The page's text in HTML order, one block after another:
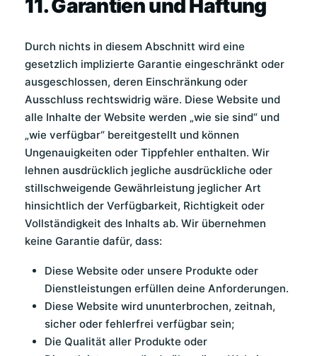
11. Garantien und Haftung
Durch nichts in diesem Abschnitt wird eine
gesetzlich implizierte Garantie eingeschränkt oder
ausgeschlossen, deren Einschränkung oder
Ausschluss rechtswidrig wäre. Diese Website und
alle Inhalte der Website werden „wie sie sind“ und
„wie verfügbar“ bereitgestellt und können
Ungenauigkeiten oder Tippfehler enthalten. Wir
lehnen ausdrücklich jegliche ausdrückliche oder
stillschweigende Gewährleistung jeglicher Art
hinsichtlich der Verfügbarkeit, Richtigkeit oder
Vollständigkeit des Inhalts ab. Wir übernehmen
keine Garantie dafür, dass:
Diese Website oder unsere Produkte oder
Dienstleistungen erfüllen deine Anforderungen.
Diese Website wird ununterbrochen, zeitnah,
sicher oder fehlerfrei verfügbar sein;
Die Qualität aller Produkte oder